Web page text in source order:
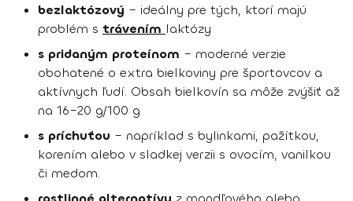
bezlaktózový – ideálny pre tých, ktorí majú
problém s trávením laktózy
s pridaným proteínom – moderné verzie
obohatené o extra bielkoviny pre športovcov a
aktívnych ľudí. Obsah bielkovín sa môže zvýšiť až
na 16–20 g/100 g
s príchuťou – napríklad s bylinkami, pažítkou,
korením alebo v sladkej verzii s ovocím, vanilkou
či medom.